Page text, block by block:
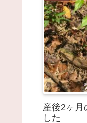
産後2ヶ
した